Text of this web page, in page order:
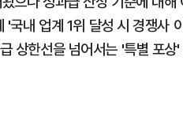
내 업계 1위 달성 시 경쟁사
상한선을 넘어서는 '특별 포상